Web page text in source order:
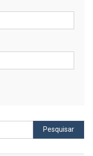
Pesquisar
por: